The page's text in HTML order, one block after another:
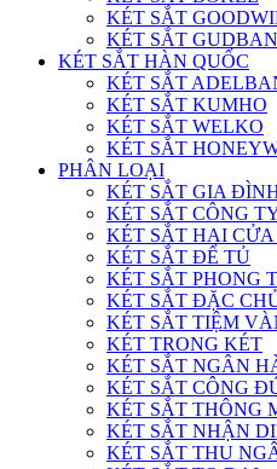
KÉT SẮT
KÉT SẮT
KÉT SẮT HÀN QUỐC
KÉT SẮT
KÉT SẮT KUMHO
KÉT SẮT WELKO
KÉT SẮT
PHÂN LOẠI
KÉT SẮT GIA
KÉT SẮT CÔNG
KÉT SẮT HAI
KÉT SẮT ĐỂ TỦ
KÉT SẮT PHONG
KÉT SẮT ĐẶC
KÉT SẮT TIỆM
KÉT TRONG KÉT
KÉT SẮT NGÂN
KÉT SẮT CÔNG
KÉT SẮT THÔNG
KÉT SẮT NHẬN
KÉT SẮT THU